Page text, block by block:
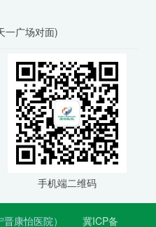
广场对面)
手机端二维码
宁晋康怡医院）冀ICP备